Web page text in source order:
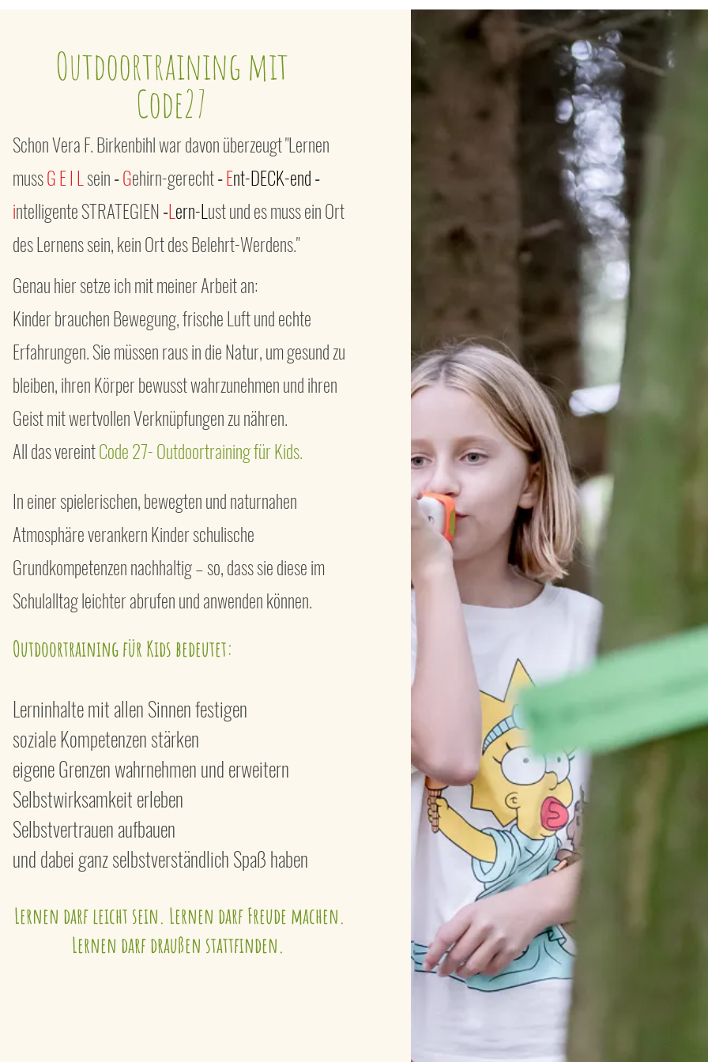
Outdoortraining mit
Code27
Schon Vera F. Birkenbihl war davon überzeugt "Lernen
mussG E I L sein-Gehirn-gerecht-Ent-DECK-end-
intelligente STRATEGIEN-L ern-L ust und es muss ein Ort
des Lernens sein, kein Ort des Belehrt-Werdens."
Genau hier setze ich mit meiner Arbeit an:
Kinder brauchen Bewegung, frische Luft und echte
Erfahrungen. Sie müssen raus in die Natur, um gesund zu
bleiben, ihren Körper bewusst wahrzunehmen und ihren
Geist mit wertvollen Verknüpfungen zu nähren.
All das vereintCode 27- Outdoortraining für Kids.
In einer spielerischen, bewegten und naturnahen
Atmosphäre verankern Kinder schulische
Grundkompetenzen nachhaltig – so, dass sie diese im
Schulalltag leichter abrufen und anwenden können.
Outdoortraining für Kids bedeutet:
Lerninhalte mit allen Sinnen festigen
soziale Kompetenzen stärken
eigene Grenzen wahrnehmen und erweitern
Selbstwirksamkeit erleben
Selbstvertrauen aufbauen
und dabei ganz selbstverständlich Spaß haben
Lernen darf leicht sein. Lernen darf Freude machen.
Lernen darf draußen stattfinden.